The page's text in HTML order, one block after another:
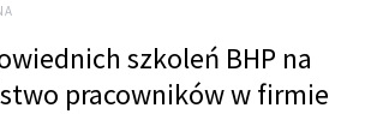
szkoleń BHP na
pracowników w firmie